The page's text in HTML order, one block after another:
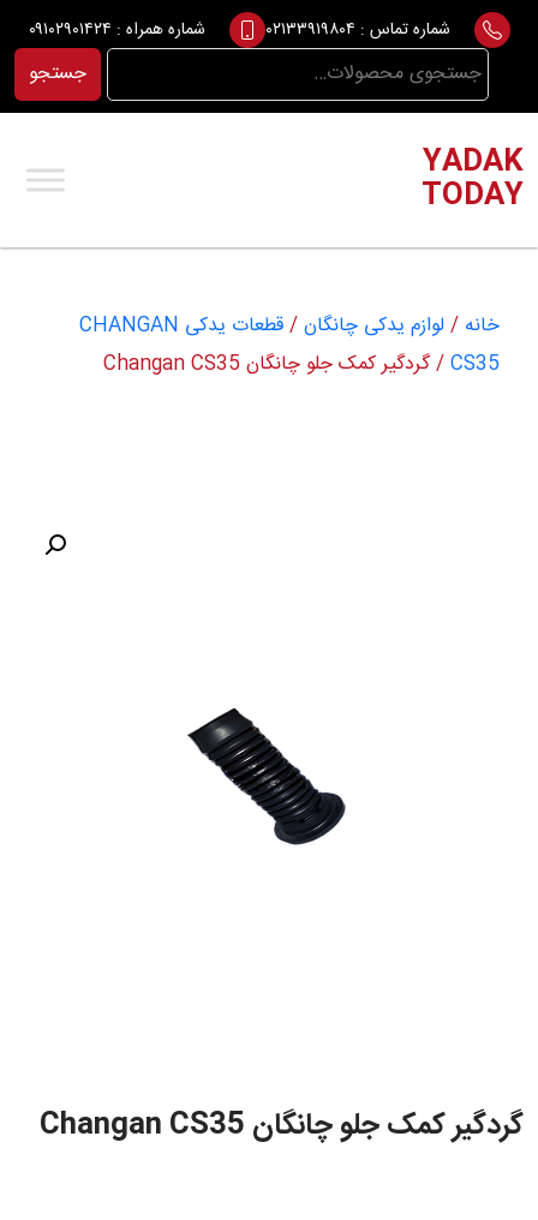
Skip
content
شماره تماس : ۰۲۱۳۳۹۱۹۸۰۴ شماره همراه : ۰۹۱۰۲۹۰۱۴۲۴
جستجو
برای:
جستجو
YADAK
TODAY
خانه / لوازم یدکی چانگان/
قطعات یدکی CHANGAN
CS35/ گردگیر کمک جلو چانگان Changan CS35
گردگیر کمک جلو چانگان Changan CS35